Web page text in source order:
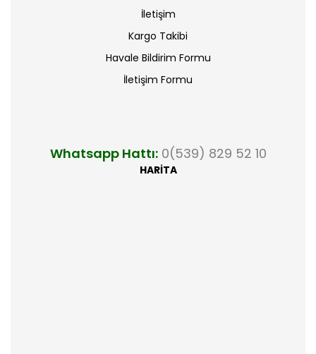
İletişim
Kargo Takibi
Havale Bildirim Formu
İletişim Formu
Whatsapp Hattı: 0(539) 829 52 10
HARİTA